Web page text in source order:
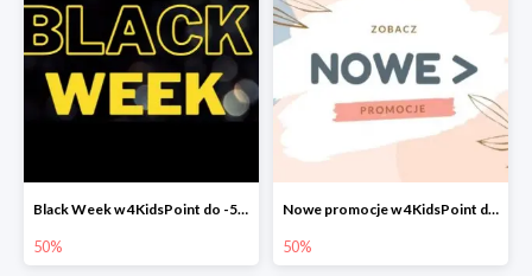
Black Week w 4KidsPoint do -50%
50%
Nowe promocje w 4KidsPoint do -50%
50%